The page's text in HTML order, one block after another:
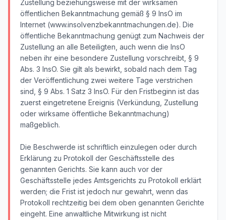
Zustellung beziehungsweise mit der wirksamen
öffentlichen Bekanntmachung gemäß § 9 InsO im
Internet (www.insolvenzbekanntmachungen.de). Die
öffentliche Bekanntmachung genügt zum Nachweis der
Zustellung an alle Beteiligten, auch wenn die InsO
neben ihr eine besondere Zustellung vorschreibt, § 9
Abs. 3 InsO. Sie gilt als bewirkt, sobald nach dem Tag
der Veröffentlichung zwei weitere Tage verstrichen
sind, § 9 Abs. 1 Satz 3 InsO. Für den Fristbeginn ist das
zuerst eingetretene Ereignis (Verkündung, Zustellung
oder wirksame öffentliche Bekanntmachung)
maßgeblich.
Die Beschwerde ist schriftlich einzulegen oder durch
Erklärung zu Protokoll der Geschäftsstelle des
genannten Gerichts. Sie kann auch vor der
Geschäftsstelle jedes Amtsgerichts zu Protokoll erklärt
werden; die Frist ist jedoch nur gewahrt, wenn das
Protokoll rechtzeitig bei dem oben genannten Gerichte
eingeht. Eine anwaltliche Mitwirkung ist nicht